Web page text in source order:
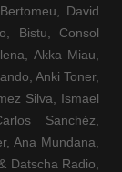
David
Bistu, Consol
Akka Miau,
Anki Toner,
Silva, Ismael
Sanchéz,
Ana Mundana,
Datscha Radio,